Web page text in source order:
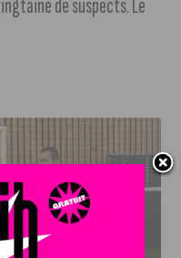
de suspects. Le